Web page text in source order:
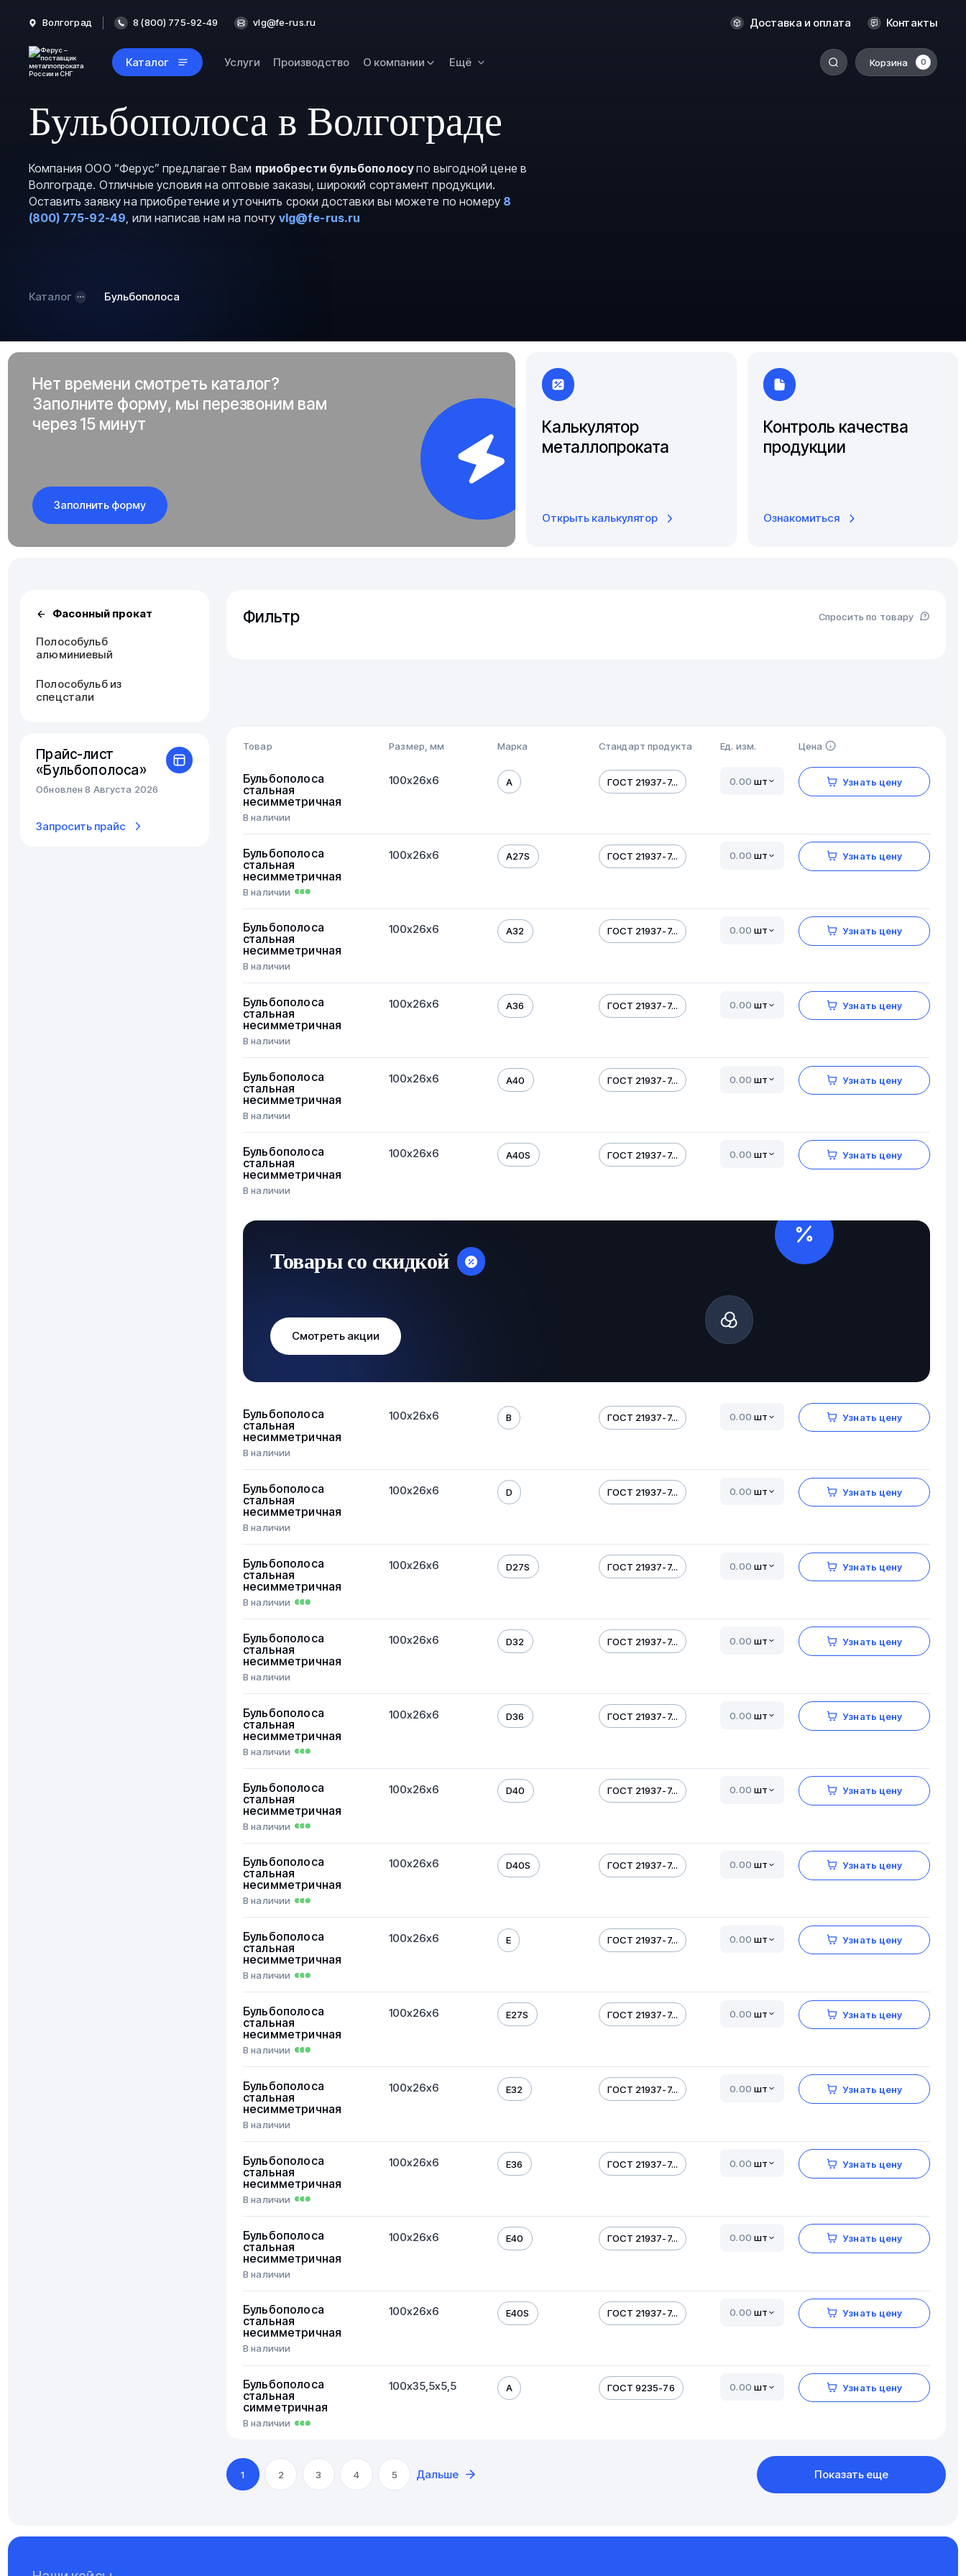
Волгоград 8 (800) 775-92-49 vlg@fe-rus.ru Доставка и оплата Контакты
Каталог Услуги Производство О компании Ещё Корзина 0
Оренбург
Ростов-на-Дону
Якутск
Ярославль
Бульбополоса в Волгограде
Компания ООО “Ферус” предлагает Вам приобрести бульбополосупо выгодной цене в
Волгограде. Отличные условия на оптовые заказы, широкий сортамент продукции.
Оставить заявку на приобретение и уточнить сроки доставки вы можете по номеру 8
(800) 775-92-49, или написав нам на почту vlg@fe-rus.ru
Каталог Бульбополоса
Нет времени смотреть каталог?
Заполните форму, мы перезвоним вам
через 15 минут
Заполнить форму
Калькулятор
металлопроката
Открыть калькулятор
Контроль качества
продукции
Ознакомиться
Фасонный прокат
Полособульб
алюминиевый
Полособульб из
спецстали
Прайс-лист
«Бульбополоса»
Обновлен 8 Августа 2026
Запросить прайс
Фильтр Спросить по товару
Товар Размер, мм Марка Стандарт продукта Ед. изм. Цена
Бульбополоса
стальная
несимметричная
В наличии
100х26х6 A ГОСТ 21937-7... шт Узнать цену
Бульбополоса
стальная
несимметричная
В наличии
100х26х6 A27S ГОСТ 21937-7... шт Узнать цену
Бульбополоса
стальная
несимметричная
В наличии
100х26х6 A32 ГОСТ 21937-7... шт Узнать цену
Бульбополоса
стальная
несимметричная
В наличии
100х26х6 A36 ГОСТ 21937-7... шт Узнать цену
Бульбополоса
стальная
несимметричная
В наличии
100х26х6 A40 ГОСТ 21937-7... шт Узнать цену
Бульбополоса
стальная
несимметричная
В наличии
100х26х6 A40S ГОСТ 21937-7... шт Узнать цену
Товары со скидкой
Смотреть акции
Бульбополоса
стальная
несимметричная
В наличии
100х26х6 B ГОСТ 21937-7... шт Узнать цену
Бульбополоса
стальная
несимметричная
В наличии
100х26х6 D ГОСТ 21937-7... шт Узнать цену
Бульбополоса
стальная
несимметричная
В наличии
100х26х6 D27S ГОСТ 21937-7... шт Узнать цену
Бульбополоса
стальная
несимметричная
В наличии
100х26х6 D32 ГОСТ 21937-7... шт Узнать цену
Бульбополоса
стальная
несимметричная
В наличии
100х26х6 D36 ГОСТ 21937-7... шт Узнать цену
Бульбополоса
стальная
несимметричная
В наличии
100х26х6 D40 ГОСТ 21937-7... шт Узнать цену
Бульбополоса
стальная
несимметричная
В наличии
100х26х6 D40S ГОСТ 21937-7... шт Узнать цену
Бульбополоса
стальная
несимметричная
В наличии
100х26х6 E ГОСТ 21937-7... шт Узнать цену
Бульбополоса
стальная
несимметричная
В наличии
100х26х6 E27S ГОСТ 21937-7... шт Узнать цену
Бульбополоса
стальная
несимметричная
В наличии
100х26х6 E32 ГОСТ 21937-7... шт Узнать цену
Бульбополоса
стальная
несимметричная
В наличии
100х26х6 E36 ГОСТ 21937-7... шт Узнать цену
Бульбополоса
стальная
несимметричная
В наличии
100х26х6 E40 ГОСТ 21937-7... шт Узнать цену
Бульбополоса
стальная
несимметричная
В наличии
100х26х6 E40S ГОСТ 21937-7... шт Узнать цену
Бульбополоса
стальная
симметричная
В наличии
100х35,5х5,5 A ГОСТ 9235-76 шт Узнать цену
1 2 3 4 5 Дальше Показать еще